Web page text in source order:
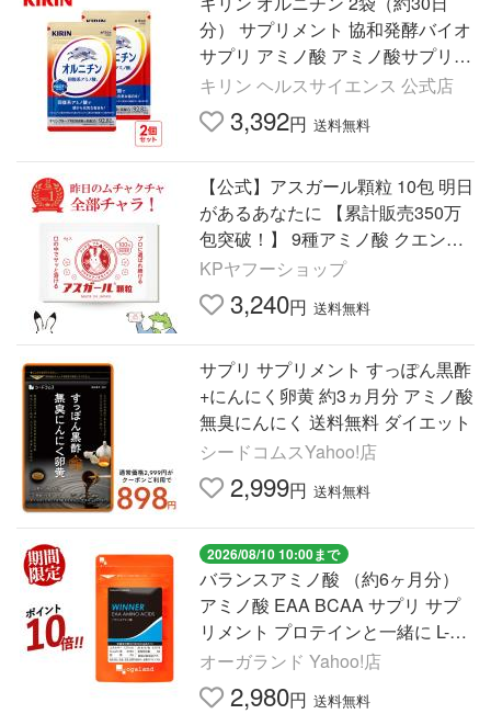
分） サプリメント 協和発酵バイオ
サプリ アミノ酸 アミノ酸サプリ
栄養補助食品 キリン
キリン ヘルスサイエンス 公式店
3,392円 送料無料
【公式】アスガール顆粒 10包 明日
があるあなたに 【累計販売350万
包突破！】 9種アミノ酸 クエン酸
ビタミンB6 配合 二日酔い 予防 サ
プリメント
KPヤフーショップ
3,240円 送料無料
サプリ サプリメント すっぽん黒酢
+にんにく卵黄 約3ヵ月分 アミノ酸
無臭にんにく 送料無料 ダイエット
シードコムスYahoo!店
2,999円 送料無料
2026/08/10 10:00まで
バランスアミノ酸 （約6ヶ月分）
アミノ酸 EAA BCAA サプリ サプ
リメント プロテインと一緒に L-ア
ルギニン ロイシン バリン ポイン
ト利用
オーガランド Yahoo!店
2,980円 送料無料